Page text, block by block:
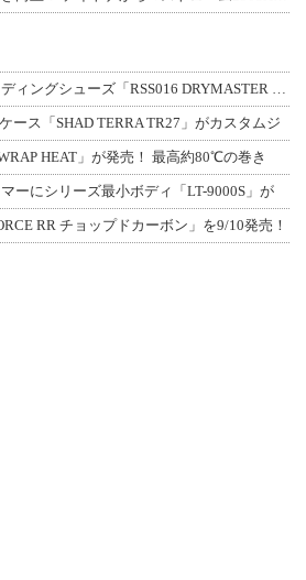
ース「SHAD TERRA TR27」がカスタムジ
HEAT」が発売！ 最高約80℃の巻き
ーにシリーズ最小ボディ「LT-9000S」が
RR チョップドカーボン」を9/10発売！